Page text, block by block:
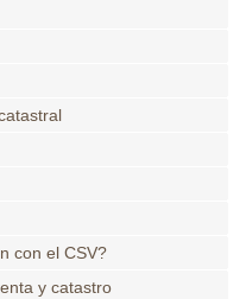
con el CSV?
y catastro